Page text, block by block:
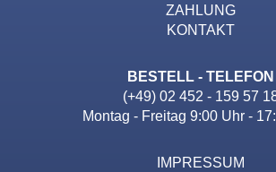
ZAHLUNG
KONTAKT
BESTELL - TELEFON
(+49) 02 452 - 159 57
Montag - Freitag 9:00 Uhr -
IMPRESSUM